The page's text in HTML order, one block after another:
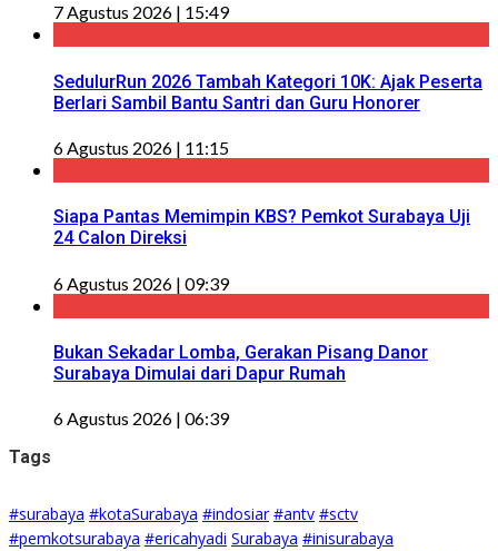
7 Agustus 2026 | 15:49
SedulurRun 2026 Tambah Kategori 10K: Ajak Peserta
Berlari Sambil Bantu Santri dan Guru Honorer
6 Agustus 2026 | 11:15
Siapa Pantas Memimpin KBS? Pemkot Surabaya Uji
24 Calon Direksi
6 Agustus 2026 | 09:39
Bukan Sekadar Lomba, Gerakan Pisang Danor
Surabaya Dimulai dari Dapur Rumah
6 Agustus 2026 | 06:39
Tags
#surabaya #kotaSurabaya #indosiar #antv #sctv
#pemkotsurabaya #ericahyadi Surabaya #inisurabaya